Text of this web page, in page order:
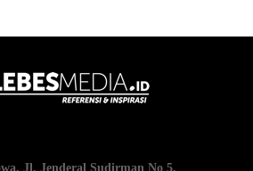
Jl. Jenderal Sudirman No 5,